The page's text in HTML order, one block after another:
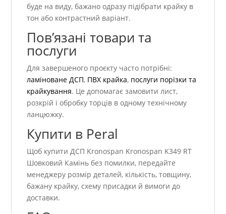
буде на виду, бажано одразу підібрати крайку в
тон або контрастний варіант.
Пов’язані товари та
послуги
Для завершеного проєкту часто потрібні:
ламіноване ДСП, ПВХ крайка, послуги порізки та
крайкування. Це допомагає замовити лист,
розкрій і обробку торців в одному технічному
ланцюжку.
Купити в Peral
Щоб купити ДСП Kronospan Kronospan K349 RT
Шовковий Камінь без помилки, передайте
менеджеру розмір деталей, кількість, товщину,
бажану крайку, схему присадки й вимоги до
доставки.